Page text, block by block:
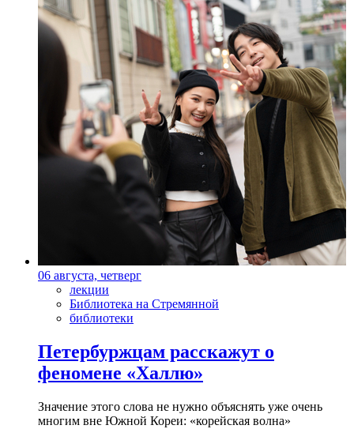
06 августа, четверг
лекции
Библиотека на Стремянной
библиотеки
Петербуржцам расскажут о
феномене «Халлю»
Значение этого слова не нужно объяснять уже очень
многим вне Южной Кореи: «корейская волна»